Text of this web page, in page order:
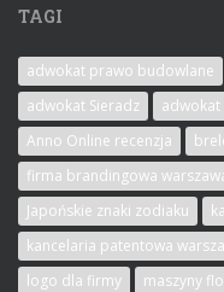
TAGI
adwokat prawo budowlane
adwokat Sieradz
adwokat
Anno Online recenzja
firma brandingowa
Japońskie znaki zodiaku
kancelaria patentowa
logo dla firmy
maszyny